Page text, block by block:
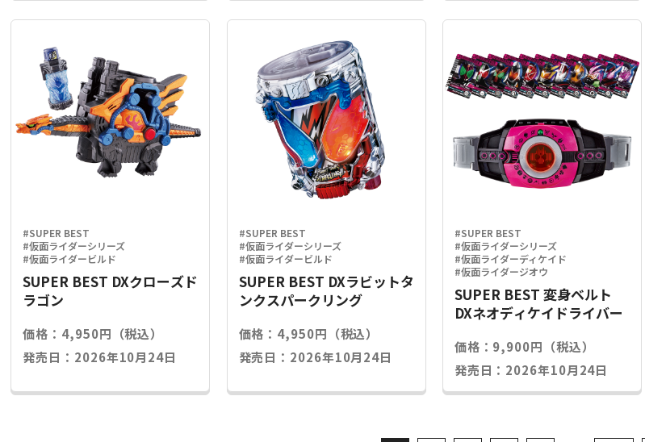
#SUPER BEST
#仮面ライダーシリーズ
#仮面ライダービルド
SUPER BEST DXクローズド
ラゴン
価格：4,950円（税込）
発売日：2026年10月24日
#SUPER BEST
#仮面ライダーシリーズ
#仮面ライダービルド
SUPER BEST DXラビットタ
ンクスパークリング
価格：4,950円（税込）
発売日：2026年10月24日
#SUPER BEST
#仮面ライダーシリーズ
#仮面ライダーディケイド
#仮面ライダージオウ
SUPER BEST 変身ベルト
DXネオディケイドライバー
価格：9,900円（税込）
発売日：2026年10月24日